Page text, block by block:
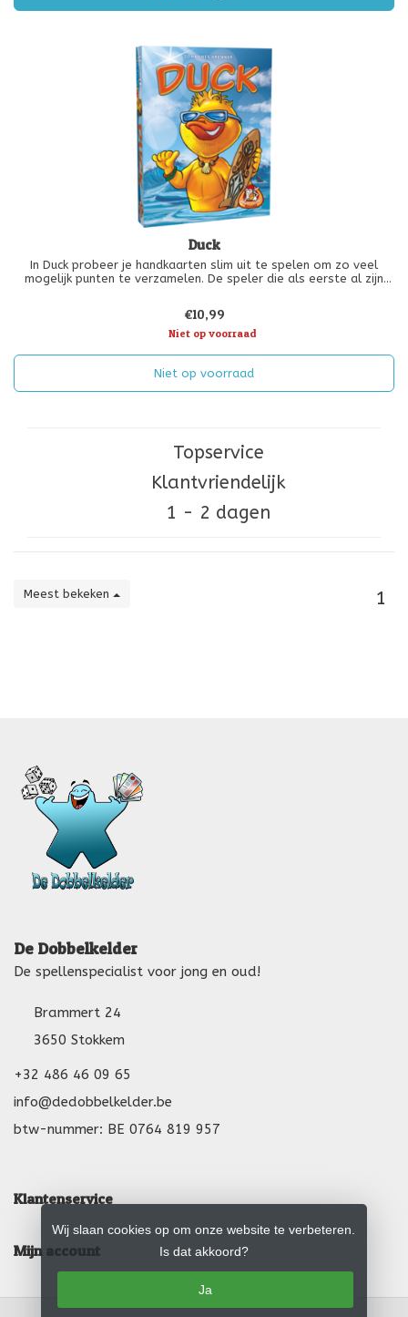
Duck
In Duck probeer je handkaarten slim uit te spelen om zo veel
mogelijk punten te verzamelen. De speler die als eerste al zijn
verra
€10,99
Niet op voorraad
Niet op voorraad
Topservice
Klantvriendelijk
1 - 2 dagen
Meest bekeken 1
De Dobbelkelder
De spellenspecialist voor jong en oud!
Brammert 24
3650 Stokkem
+32 486 46 09 65
info@dedobbelkelder.be
btw-nummer: BE 0764 819 957
Klantenservice
Mijn account
Wij slaan cookies op om onze website te verbeteren.
Is dat akkoord?
Ja